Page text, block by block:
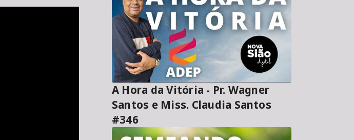
A Hora da Vitória - Pr. Wagner
Santos e Miss. Claudia Santos
#346